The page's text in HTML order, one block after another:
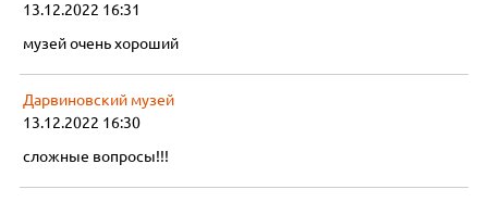
13.12.2022 16:31
музей очень хороший
Дарвиновский музей
13.12.2022 16:30
сложные вопросы!!!